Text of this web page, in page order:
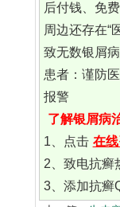
后付钱、免
周边还存在“
致无数银屑
患者：谨防
报警
了解银屑病
1、点击 在
2、致电抗癣
3、添加抗癣